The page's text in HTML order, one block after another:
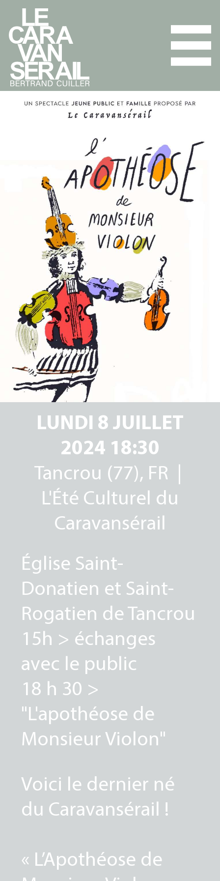
L'ENSEMBLE
PROGRAMMES
AGENDA
DISCOGRAPHIE
PRESSE
VIDÉOS
PARTENAIRES
CONTACTS
LUNDI 8 JUILLET
2024 18:30
Tancrou (77), FR |
L'Été Culturel du
Caravansérail
Église Saint-
Donatien et Saint-
Rogatien de Tancrou
15h > échanges
avec le public
18 h 30 >
"L'apothéose de
Monsieur Violon"
Voici le dernier né
du Caravansérail !
« L’Apothéose de